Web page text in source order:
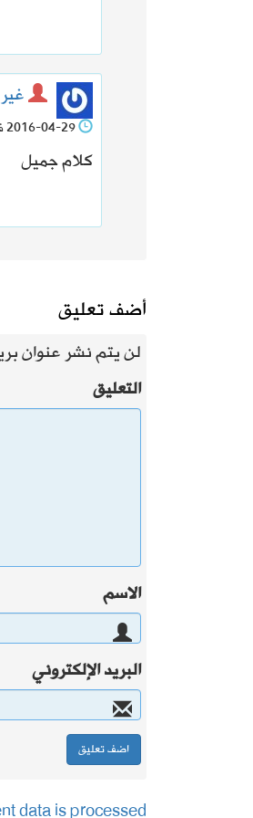
كلام جميل
أضف تعليق
لن يتم نشر عنوان
التعليق
الاسم
البريد الإلكتروني
data is processed.